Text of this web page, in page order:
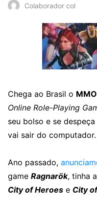
Colaborador col
Chega ao Brasil o
Online Role-Playing
seu bolso e se
vai sair do computador.
Ano passado,
game Ragnarök, tinha
City of Heroes e City